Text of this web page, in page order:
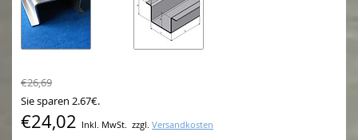
€26,69
Sie sparen 2.67€.
€24,02 Inkl. MwSt. zzgl. Versandkosten